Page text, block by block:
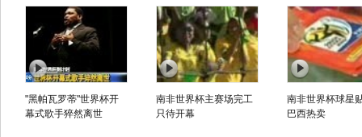
"黑帕瓦罗蒂"世界杯开
幕式歌手猝然离世
南非世界杯主赛场完工
只待开幕
南非世界杯球星
巴西热卖